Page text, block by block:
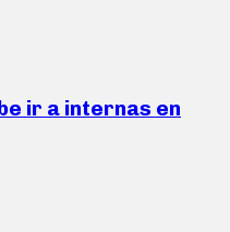
ir a internas en